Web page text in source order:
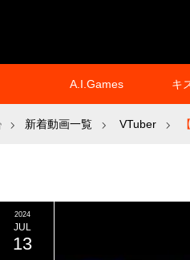
A.I.Games キ
ホーム新着動画一覧 VTuber
2024
JUL
13